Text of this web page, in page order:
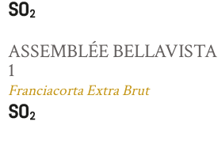
ASSEMBLÉE BELLAVISTA
1
Franciacorta Extra Brut